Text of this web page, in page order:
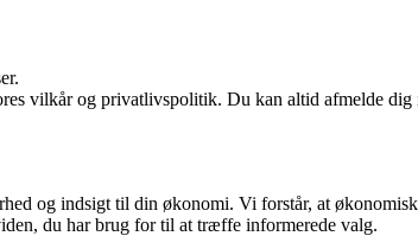
vilkår og privatlivspolitik. Du kan altid afmelde dig
og indsigt til din økonomi. Vi forstår, at
du har brug for til at træffe informerede valg.